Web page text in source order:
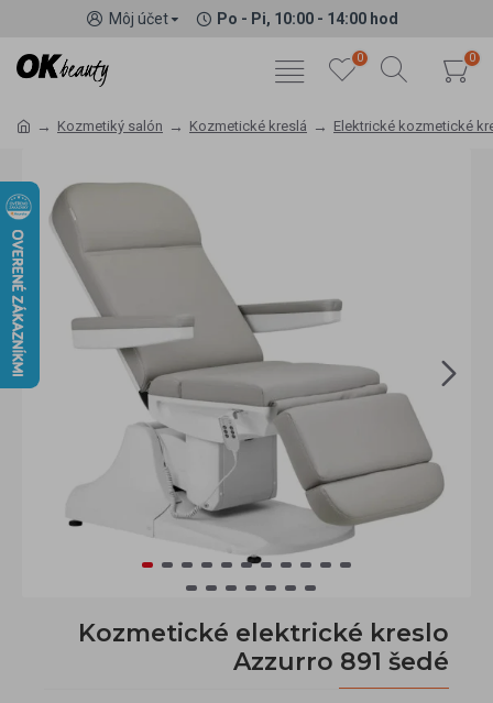
Môj účet Po - Pi, 10:00 - 14:00 hod
0 0
Kozmetiký salón Kozmetické kreslá Elektrické kozmetické
Kozmetické elektrické kreslo
Azzurro 891 šedé